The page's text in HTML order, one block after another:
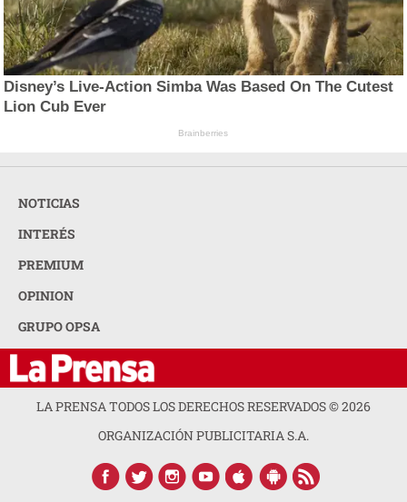
Disney’s Live-Action Simba Was Based On The Cutest
Lion Cub Ever
Brainberries
NOTICIAS
INTERÉS
PREMIUM
OPINION
GRUPO OPSA
LA PRENSA TODOS LOS DERECHOS RESERVADOS ©2026
ORGANIZACIÓN PUBLICITARIA S.A.